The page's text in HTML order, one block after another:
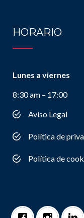
HORARIO
Lunes a viernes
8:30 am – 17:00
Aviso Legal
Política de
Política de